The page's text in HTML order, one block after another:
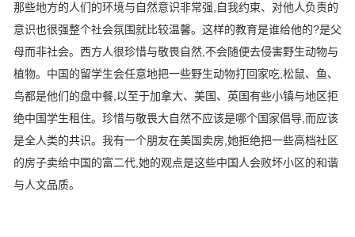
那些地方的人们的环境与自然意识非常强,自我约束、对他人负责的
意识也很强整个社会氛围就比较温馨。这样的教育是谁给他的?是父
母而非社会。西方人很珍惜与敬畏自然,不会随便去侵害野生动物与
植物。中国的留学生会任意地把一些野生动物打回家吃,松鼠、鱼、
鸟都是他们的盘中餐,以至于加拿大、美国、英国有些小镇与地区拒
绝中国学生租住。珍惜与敬畏大自然不应该是哪个国家倡导,而应该
是全人类的共识。我有一个朋友在美国卖房,她拒绝把一些高档社区
的房子卖给中国的富二代,她的观点是这些中国人会败坏小区的和谐
与人文品质。